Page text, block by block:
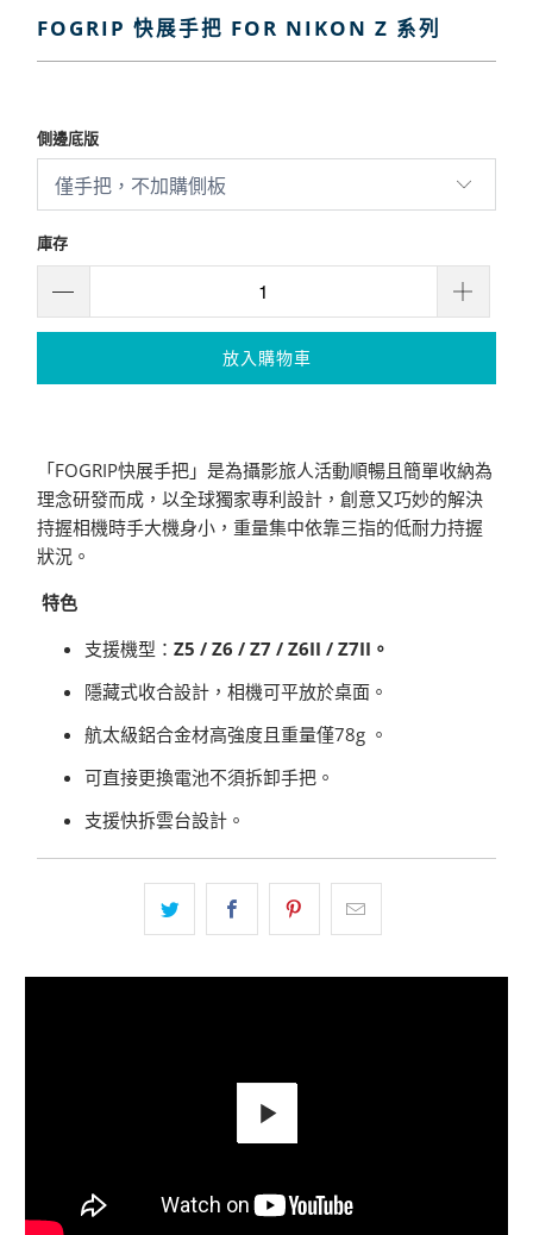
FOGRIP 快展手把 FOR NIKON Z 系列
側邊底版
庫存
放入購物車
「FOGRIP快展手把」是為攝影旅人活動順暢且簡單收納為
理念研發而成，以全球獨家專利設計，創意又巧妙的解決
持握相機時手大機身小，重量集中依靠三指的低耐力持握
狀況。
特色
支援機型：Z5 / Z6 / Z7 / Z6II / Z7II。
隱藏式收合設計，相機可平放於桌面。
航太級鋁合金材高強度且重量僅78g 。
可直接更換電池不須拆卸手把。
支援快拆雲台設計。
Play